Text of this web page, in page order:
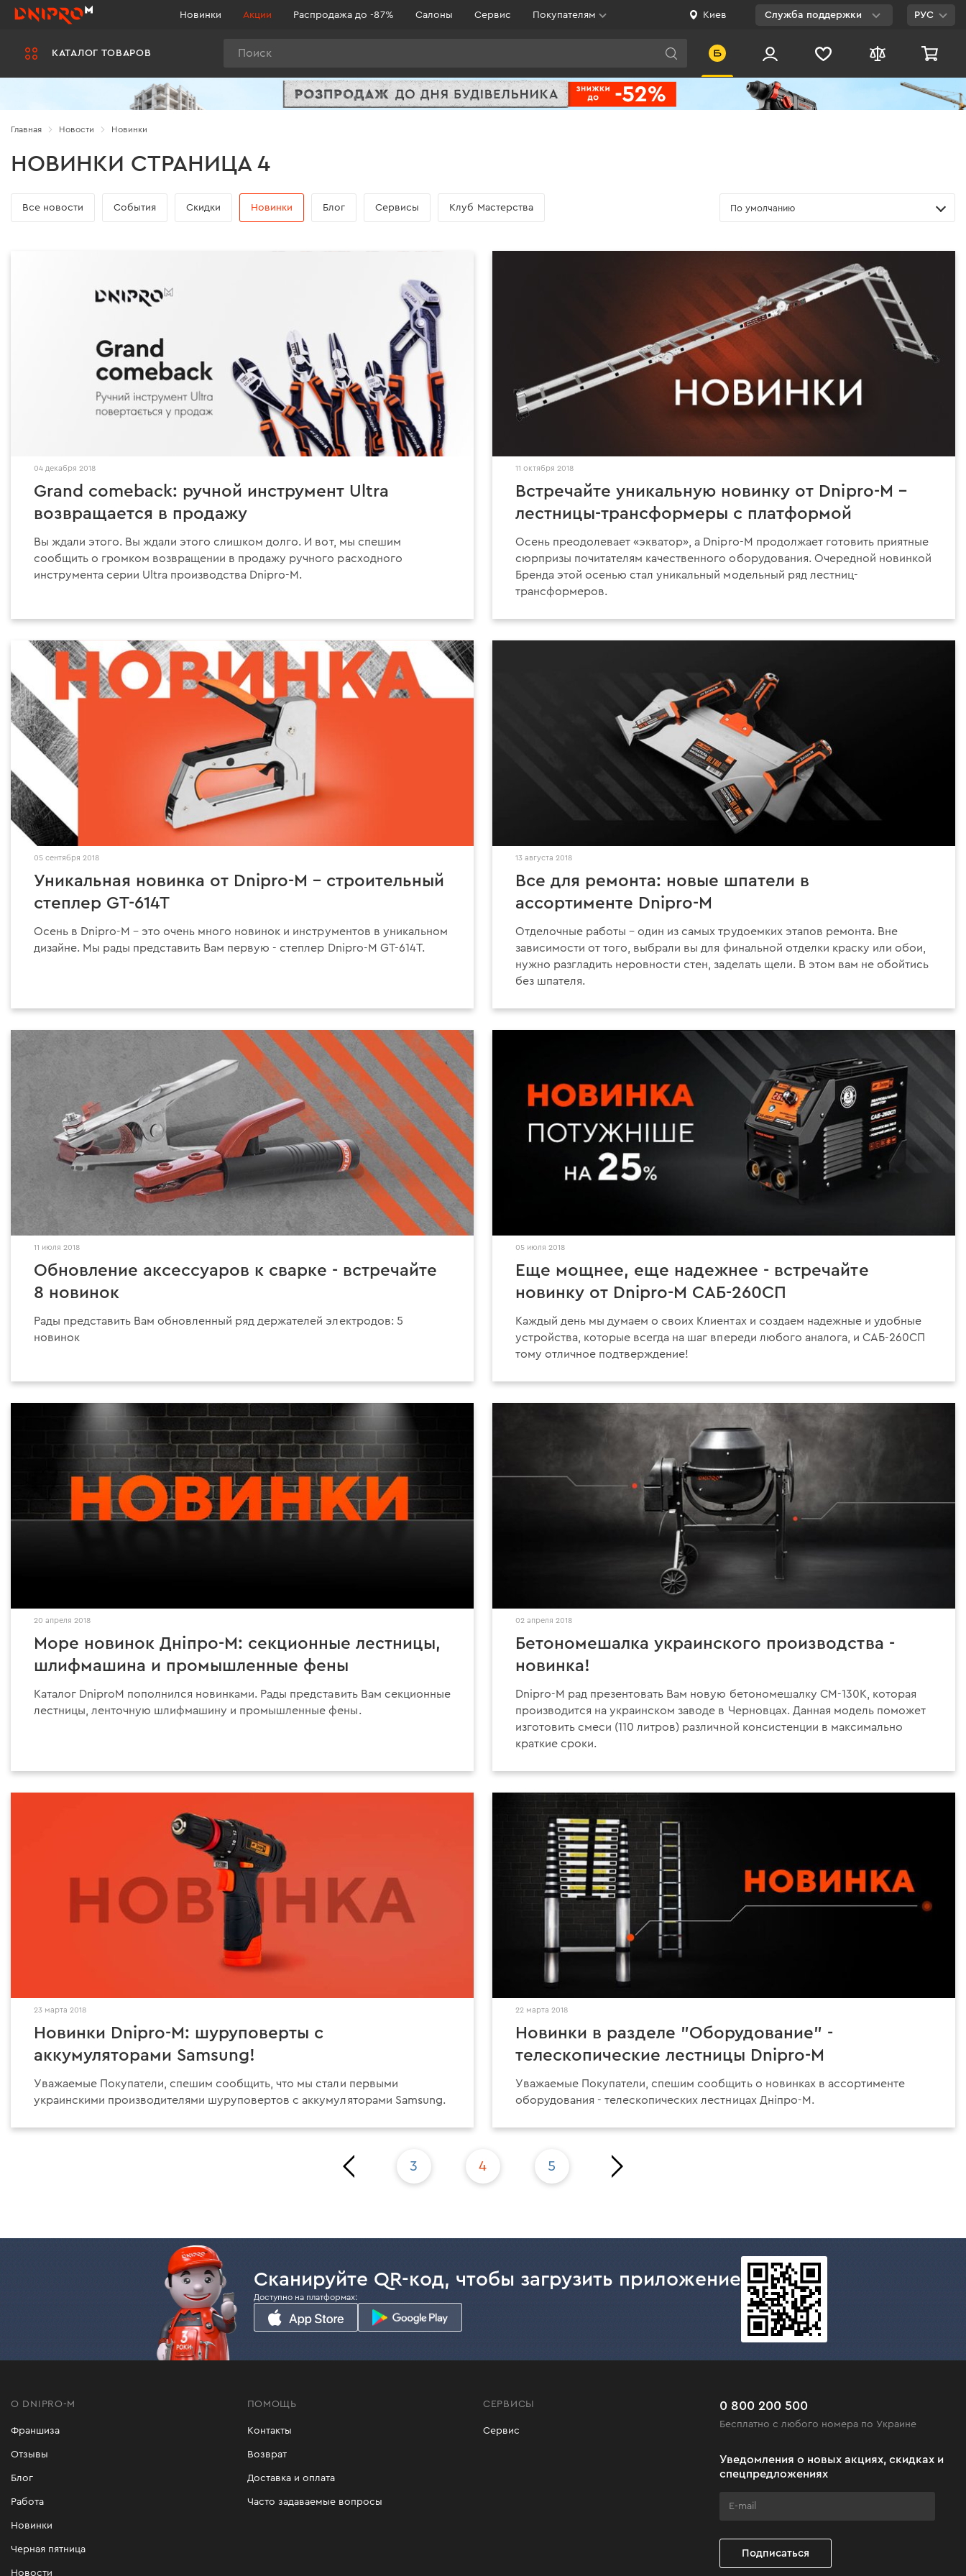
КАТАЛОГ ТОВАРОВ
Новинки Акции Распродажа до -87% Салоны Сервис Покупателям Киев Служба поддержки
0 800 200 500
РУС
Главная Новости Новинки
НОВИНКИ СТРАНИЦА 4
Все новости Cобытия Cкидки Новинки Блог Cервисы Клуб Мастерства По умолчанию
04 декабря 2018
Grand comeback: ручной инструмент Ultra
возвращается в продажу
Вы ждали этого. Вы ждали этого слишком долго. И вот, мы спешим
сообщить о громком возвращении в продажу ручного расходного
инструмента серии Ultra производства Dnipro-M.
11 октября 2018
Встречайте уникальную новинку от Dnipro-M –
лестницы-трансформеры с платформой
Осень преодолевает «экватор», а Dnipro-M продолжает готовить приятные
сюрпризы почитателям качественного оборудования. Очередной новинкой
Бренда этой осенью стал уникальный модельный ряд лестниц-
трансформеров.
05 сентября 2018
Уникальная новинка от Dnipro-M – строительный
степлер GT-614T
Осень в Dnipro-M – это очень много новинок и инструментов в уникальном
дизайне. Мы рады представить Вам первую - степлер Dnipro-M GT-614T.
13 августа 2018
Все для ремонта: новые шпатели в
ассортименте Dnipro-M
Отделочные работы – один из самых трудоемких этапов ремонта. Вне
зависимости от того, выбрали вы для финальной отделки краску или обои,
нужно разгладить неровности стен, заделать щели. В этом вам не обойтись
без шпателя.
11 июля 2018
Обновление аксессуаров к сварке - встречайте
8 новинок
Рады представить Вам обновленный ряд держателей электродов: 5
новинок
05 июля 2018
Еще мощнее, еще надежнее - встречайте
новинку от Dnipro-M САБ-260СП
Каждый день мы думаем о своих Клиентах и создаем надежные и удобные
устройства, которые всегда на шаг впереди любого аналога, и САБ-260СП
тому отличное подтверждение!
20 апреля 2018
Море новинок Дніпро-М: секционные лестницы,
шлифмашина и промышленные фены
Каталог DniproM пополнился новинками. Рады представить Вам секционные
лестницы, ленточную шлифмашину и промышленные фены.
02 апреля 2018
Бетономешалка украинского производства -
новинка!
Dnipro-M рад презентовать Вам новую бетономешалку СМ-130К, которая
производится на украинском заводе в Черновцах. Данная модель поможет
изготовить смеси (110 литров) различной консистенции в максимально
краткие сроки.
23 марта 2018
Новинки Dnipro-M: шуруповерты с
аккумуляторами Samsung!
Уважаемые Покупатели, спешим сообщить, что мы стали первыми
украинскими производителями шуруповертов с аккумуляторами Samsung.
22 марта 2018
Новинки в разделе "Оборудование" -
телескопические лестницы Dnipro-M
Уважаемые Покупатели, спешим сообщить о новинках в ассортименте
оборудования - телескопических лестницах Дніпро-М.
Первая
страница
3 4 5 Последняя
Сканируйте QR-код, чтобы загрузить приложение
Доступно на платформах:
О DNIPRO-M
Франшиза
Отзывы
Блог
Работа
Новинки
Черная пятница
Новости
ПОМОЩЬ
Контакты
Возврат
Доставка и оплата
Часто задаваемые вопросы
СЕРВИСЫ
Сервис
0 800 200 500
Бесплатно с любого номера по Украине
Уведомления о новых акциях, скидках и
спецпредложениях
Подписаться